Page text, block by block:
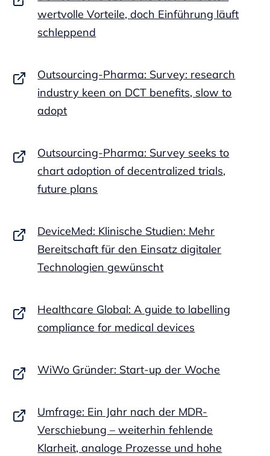
wertvolle Vorteile, doch Einführung läuft
schleppend
Outsourcing-Pharma: Survey: research
industry keen on DCT benefits, slow to
adopt
Outsourcing-Pharma: Survey seeks to
chart adoption of decentralized trials,
future plans
DeviceMed: Klinische Studien: Mehr
Bereitschaft für den Einsatz digitaler
Technologien gewünscht
Healthcare Global: A guide to labelling
compliance for medical devices
WiWo Gründer: Start-up der Woche
Umfrage: Ein Jahr nach der MDR-
Verschiebung – weiterhin fehlende
Klarheit, analoge Prozesse und hohe